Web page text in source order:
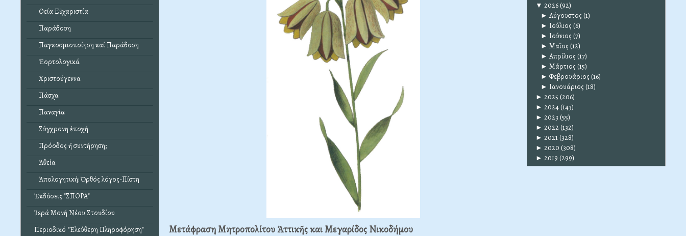
Θεία Εὐχαριστία
Παράδοση
Παγκοσμιοποίηση καί Παράδοση
Ἑορτολογικά
Χριστούγεννα
Πάσχα
Παναγία
Σύγχρονη ἐποχή
Πρόοδος ἤ συντήρηση;
Ἀθεΐα
Ἀπολογητική: Ὀρθός λόγος-Πίστη
Ἐκδόσεις "ΣΠΟΡΑ"
Ἱερά Μονή Νέου Στουδίου
Περιοδικό "Ἐλεύθερη Πληροφόρηση"
Μετάφραση Μητροπολίτου Ἀττικῆς και Μεγαρίδος Νικοδήμου
▼ 2026(92)
► Αύγουστος (1)
► Ιούλιος (6)
► Ιούνιος (7)
► Μαϊος (12)
► Απρίλιος (17)
► Μάρτιος (15)
► Φεβρουάριος (16)
► Ιανουάριος (18)
► 2025 (206)
► 2024(143)
► 2023 (55)
► 2022(132)
► 2021(328)
► 2020 (308)
► 2019 (299)